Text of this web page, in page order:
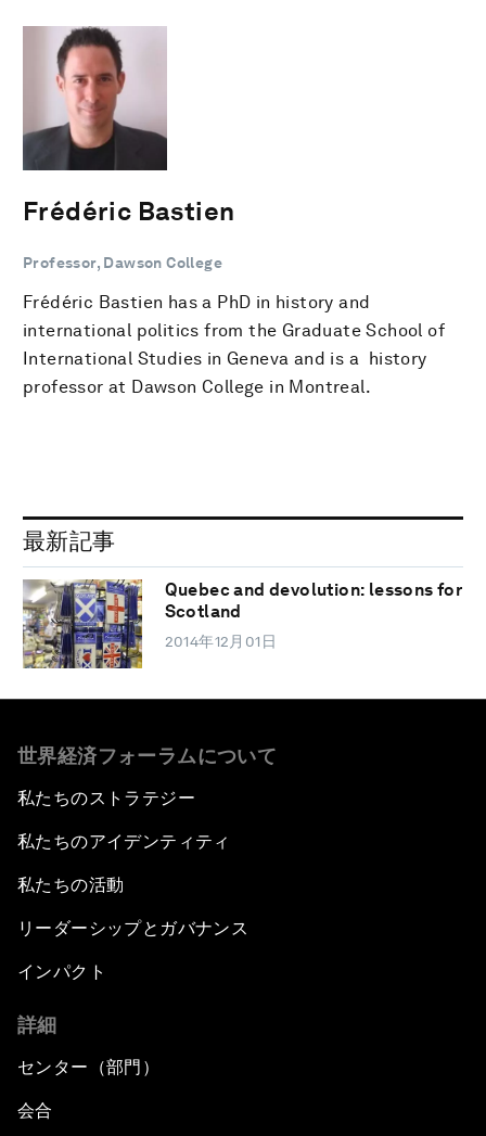
Frédéric Bastien
Professor, Dawson College
Frédéric Bastien has a PhD in history and
international politics from the Graduate School of
International Studies in Geneva and is a history
professor at Dawson College in Montreal.
最新記事
Quebec and devolution: lessons for
Scotland
2014年12月01日
世界経済フォーラムについて
私たちのストラテジー
私たちのアイデンティティ
私たちの活動
リーダーシップとガバナンス
インパクト
詳細
センター（部門）
会合